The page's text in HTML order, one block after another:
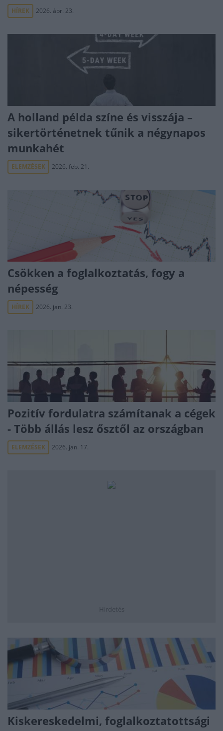
HÍREK 2026. ápr. 23.
A holland példa színe és visszája –
sikertörténetnek tűnik a négynapos
munkahét
ELEMZÉSEK 2026. feb. 21.
Csökken a foglalkoztatás, fogy a
népesség
HÍREK 2026. jan. 23.
Pozitív fordulatra számítanak a cégek
- Több állás lesz ősztől az országban
ELEMZÉSEK 2026. jan. 17.
Hirdetés
Kiskereskedelmi, foglalkoztatottsági